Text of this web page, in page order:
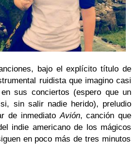
bajo el explícito título de
ruidista que imagino casi
sus conciertos (espero que un
sin salir nadie herido), preludio
de inmediato Avión, canción que
indie americano de los mágicos
en poco más de tres minutos